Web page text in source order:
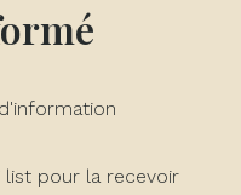
list pour la recevoir